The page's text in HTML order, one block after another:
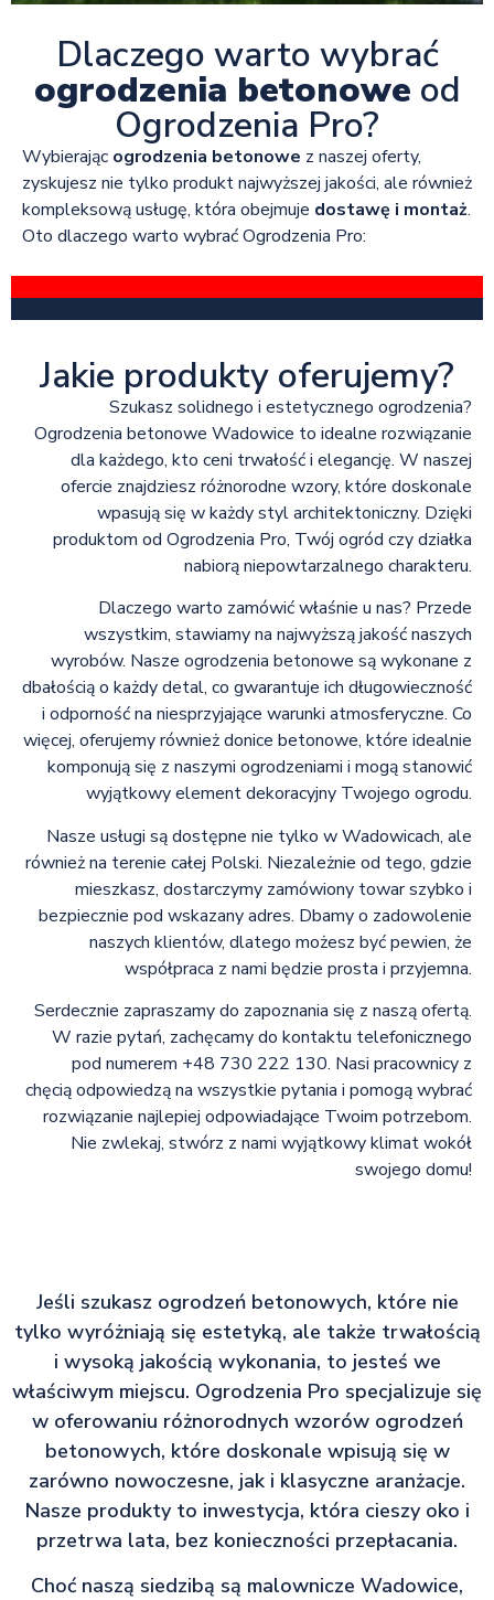
Dlaczego warto wybrać
ogrodzenia betonowe od
Ogrodzenia Pro?
Wybierając ogrodzenia betonowe z naszej oferty,
zyskujesz nie tylko produkt najwyższej jakości, ale również
kompleksową usługę, która obejmuje dostawę i montaż.
Oto dlaczego warto wybrać Ogrodzenia Pro:
Jakie produkty oferujemy?
Szukasz solidnego i estetycznego ogrodzenia?
Ogrodzenia betonowe Wadowice to idealne rozwiązanie
dla każdego, kto ceni trwałość i elegancję. W naszej
ofercie znajdziesz różnorodne wzory, które doskonale
wpasują się w każdy styl architektoniczny. Dzięki
produktom od Ogrodzenia Pro, Twój ogród czy działka
nabiorą niepowtarzalnego charakteru.
Dlaczego warto zamówić właśnie u nas? Przede
wszystkim, stawiamy na najwyższą jakość naszych
wyrobów. Nasze ogrodzenia betonowe są wykonane z
dbałością o każdy detal, co gwarantuje ich długowieczność
i odporność na niesprzyjające warunki atmosferyczne. Co
więcej, oferujemy również donice betonowe, które idealnie
komponują się z naszymi ogrodzeniami i mogą stanowić
wyjątkowy element dekoracyjny Twojego ogrodu.
Nasze usługi są dostępne nie tylko w Wadowicach, ale
również na terenie całej Polski. Niezależnie od tego, gdzie
mieszkasz, dostarczymy zamówiony towar szybko i
bezpiecznie pod wskazany adres. Dbamy o zadowolenie
naszych klientów, dlatego możesz być pewien, że
współpraca z nami będzie prosta i przyjemna.
Serdecznie zapraszamy do zapoznania się z naszą ofertą.
W razie pytań, zachęcamy do kontaktu telefonicznego
pod numerem +48 730 222 130. Nasi pracownicy z
chęcią odpowiedzą na wszystkie pytania i pomogą wybrać
rozwiązanie najlepiej odpowiadające Twoim potrzebom.
Nie zwlekaj, stwórz z nami wyjątkowy klimat wokół
swojego domu!
Jeśli szukasz ogrodzeń betonowych, które nie
tylko wyróżniają się estetyką, ale także trwałością
i wysoką jakością wykonania, to jesteś we
właściwym miejscu. Ogrodzenia Pro specjalizuje się
w oferowaniu różnorodnych wzorów ogrodzeń
betonowych, które doskonale wpisują się w
zarówno nowoczesne, jak i klasyczne aranżacje.
Nasze produkty to inwestycja, która cieszy oko i
przetrwa lata, bez konieczności przepłacania.
Choć naszą siedzibą są malownicze Wadowice,